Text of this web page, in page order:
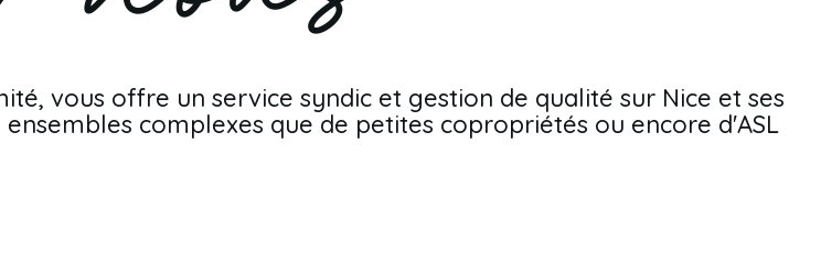
vous offre un service syndic et gestion de qualité sur Nice et ses
complexes que de petites copropriétés ou encore d'ASL